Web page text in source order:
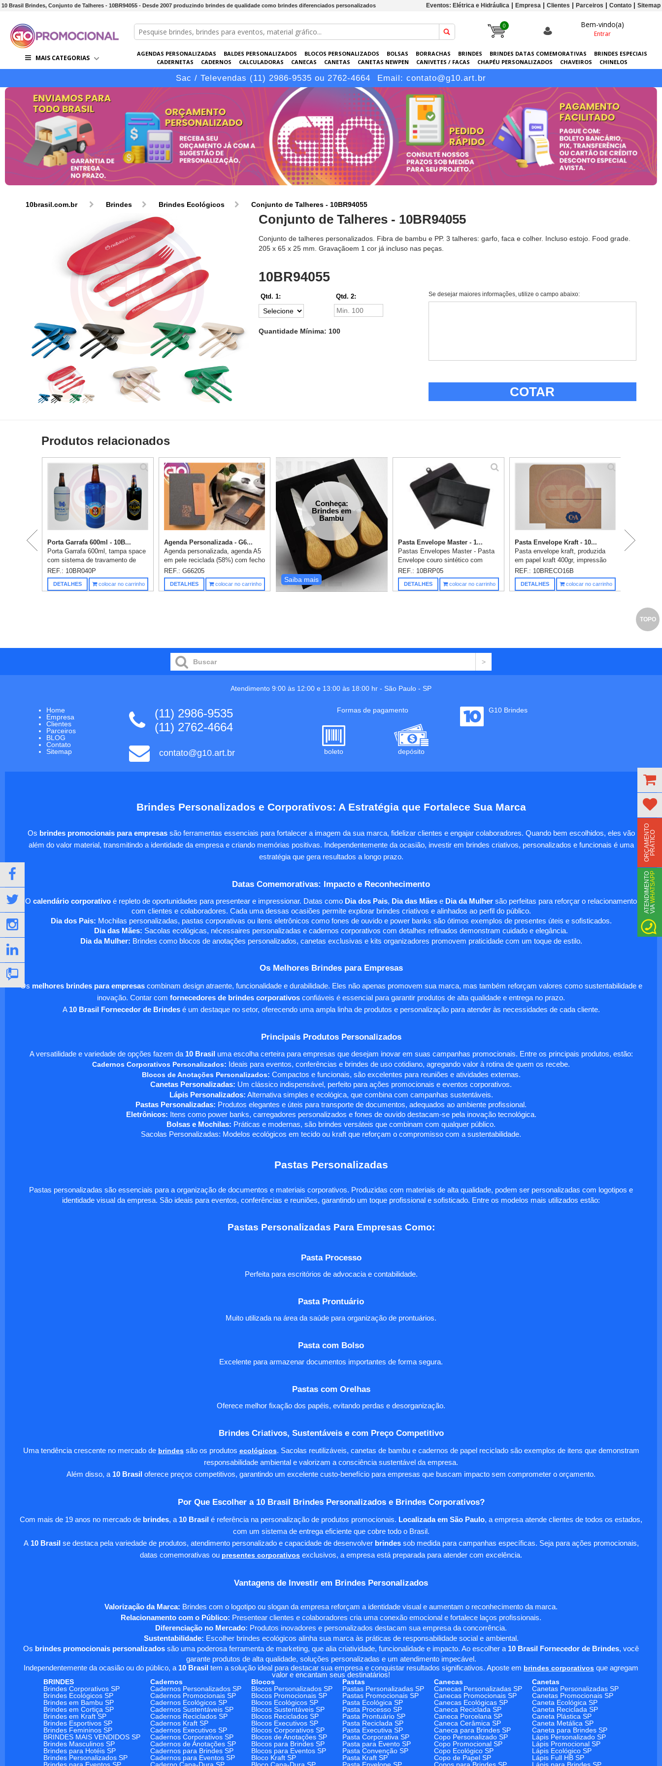
10 Brasil Brindes, Conjunto de Talheres - 10BR94055 - Desde 2007 produzindo brindes de qualidade como brindes diferenciados personalizados Eventos: Elétrica e Hidráulica Empresa Clientes Parceiros Contato Sitemap
0 Bem-vindo(a)
Entrar
MAIS CATEGORIAS
AGENDAS PERSONALIZADAS BALDES PERSONALIZADOS BLOCOS PERSONALIZADOS BOLSAS BORRACHAS BRINDES BRINDES DATAS COMEMORATIVAS
BRINDES ESPECIAIS
CADERNETAS
CADERNOS CALCULADORAS CANECAS CANETAS CANETAS NEWPEN CANIVETES / FACAS CHAPÉU PERSONALIZADOS CHAVEIROS
CHINELOS
CONJUNTOS DE BRINDES
COPOS ELETRÔNICOS EMBALAGENS ESCRITÓRIO EVENTOS GARRAFAS PERSONALIZADAS GRÁFICA GUARDA-CHUVAS KITS
LANÇAMENTOS
LÁPIS
Sac / Televendas (11) 2986-9535 ou 2762-4664 Email: contato@g10.art.br
10brasil.com.br Brindes Brindes Ecológicos Conjunto de Talheres - 10BR94055
Conjunto de Talheres - 10BR94055
Conjunto de talheres personalizados. Fibra de bambu e PP. 3 talheres: garfo, faca e colher. Incluso estojo. Food grade.
205 x 65 x 25 mm. Gravaçãoem 1 cor já incluso nas peças.
10BR94055
Qtd. 1: Qtd. 2:
Quantidade Mínima: 100
Se desejar maiores informações, utilize o campo abaixo:
COTAR
Produtos relacionados
Porta Garrafa 600ml - 10B...
Porta Garrafa 600ml, tampa space
com sistema de travamento de
fácil encaixe. Seu corpo é
composto por dupla camada de
plástico (Polipropileno) e possui
REF.: 10BR040P
DETALHES colocar no carrinho
Agenda Personalizada - G6...
Agenda personalizada, agenda A5
em pele reciclada (58%) com fecho
magnético. Está organizada num
plano diário. Com suporte para
esferográfica (inclusa) e m...
REF.: G66205
DETALHES colocar no carrinho
Conheça:
Brindes em
Bambu
Saiba mais
Pasta Envelope Master - 1...
Pastas Envelopes Master - Pasta
Envelope couro sintético com
capacidade para acondicionar
350/400 folhas de papel sulfite,
ideal para uso diário ou convenç...
REF.: 10BRP05
DETALHES colocar no carrinho
Pasta Envelope Kraft - 10...
Pasta envelope kraft, produzida
em papel kraft 400gr, impressão
em silk 1 cor já incluso,
fechamento com elástico,
acabamento: faca, corte/vinco e
REF.: 10BRECO16B
DETALHES colocar no carrinho
TOPO
Atendimento 9:00 às 12:00 e 13:00 às 18:00 hr - São Paulo - SP
Home
Empresa
Clientes
Parceiros
BLOG
Contato
Sitemap
(11) 2986-9535
(11) 2762-4664
contato@g10.art.br
Formas de pagamento
boleto depósito
G10 Brindes
Brindes Personalizados e Corporativos: A Estratégia que Fortalece Sua Marca
Os brindes promocionais para empresassão ferramentas essenciais para fortalecer a imagem da sua marca, fidelizar clientes e engajar colaboradores. Quando bem escolhidos, eles vão
além do valor material, transmitindo a identidade da empresa e criando memórias positivas. Independentemente da ocasião, investir em brindes criativos, personalizados e funcionais é uma
estratégia que gera resultados a longo prazo.
Datas Comemorativas: Impacto e Reconhecimento
O calendário corporativo é repleto de oportunidades para presentear e impressionar. Datas como Dia dos Pais, Dia das Mães e Dia da Mulher são perfeitas para reforçar o relacionamento
com clientes e colaboradores. Cada uma dessas ocasiões permite explorar brindes criativos e alinhados ao perfil do público.
Dia dos Pais: Mochilas personalizadas, pastas corporativas ou itens eletrônicos como fones de ouvido e power banks são ótimos exemplos de presentes úteis e sofisticados.
Dia das Mães: Sacolas ecológicas, nécessaires personalizadas e cadernos corporativos com detalhes refinados demonstram cuidado e elegância.
Dia da Mulher: Brindes como blocos de anotações personalizados, canetas exclusivas e kits organizadores promovem praticidade com um toque de estilo.
Os Melhores Brindes para Empresas
Os melhores brindes para empresascombinam design atraente, funcionalidade e durabilidade. Eles não apenas promovem sua marca, mas também reforçam valores como sustentabilidade e
inovação. Contar com fornecedores de brindes corporativos confiáveis é essencial para garantir produtos de alta qualidade e entrega no prazo.
A 10 Brasil Fornecedor de Brindesé um destaque no setor, oferecendo uma ampla linha de produtos e personalização para atender às necessidades de cada cliente.
Principais Produtos Personalizados
A versatilidade e variedade de opções fazem da 10 Brasil uma escolha certeira para empresas que desejam inovar em suas campanhas promocionais. Entre os principais produtos, estão:
Cadernos Corporativos Personalizados: Ideais para eventos, conferências e brindes de uso cotidiano, agregando valor à rotina de quem os recebe.
Blocos de Anotações Personalizados: Compactos e funcionais, são excelentes para reuniões e atividades externas.
Canetas Personalizadas: Um clássico indispensável, perfeito para ações promocionais e eventos corporativos.
Lápis Personalizados: Alternativa simples e ecológica, que combina com campanhas sustentáveis.
Pastas Personalizadas: Produtos elegantes e úteis para transporte de documentos, adequados ao ambiente profissional.
Eletrônicos: Itens como power banks, carregadores personalizados e fones de ouvido destacam-se pela inovação tecnológica.
Bolsas e Mochilas: Práticas e modernas, são brindes versáteis que combinam com qualquer público.
Sacolas Personalizadas: Modelos ecológicos em tecido ou kraft que reforçam o compromisso com a sustentabilidade.
Pastas Personalizadas
Pastas personalizadas são essenciais para a organização de documentos e materiais corporativos. Produzidas com materiais de alta qualidade, podem ser personalizadas com logotipos e
identidade visual da empresa. São ideais para eventos, conferências e reuniões, garantindo um toque profissional e sofisticado. Entre os modelos mais utilizados estão:
Pastas Personalizadas Para Empresas Como:
Pasta Processo
Perfeita para escritórios de advocacia e contabilidade.
Pasta Prontuário
Muito utilizada na área da saúde para organização de prontuários.
Pasta com Bolso
Excelente para armazenar documentos importantes de forma segura.
Pastas com Orelhas
Oferece melhor fixação dos papéis, evitando perdas e desorganização.
Brindes Criativos, Sustentáveis e com Preço Competitivo
Uma tendência crescente no mercado de brindessão os produtos ecológicos. Sacolas reutilizáveis, canetas de bambu e cadernos de papel reciclado são exemplos de itens que demonstram
responsabilidade ambiental e valorizam a consciência sustentável da empresa.
Além disso, a 10 Brasil oferece preços competitivos, garantindo um excelente custo-benefício para empresas que buscam impacto sem comprometer o orçamento.
Por Que Escolher a 10 Brasil Brindes Personalizados e Brindes Corporativos?
Com mais de 19 anos no mercado de brindes, a 10 Brasil é referência na personalização de produtos promocionais. Localizada em São Paulo, a empresa atende clientes de todos os estados,
com um sistema de entrega eficiente que cobre todo o Brasil.
A10 Brasil se destaca pela variedade de produtos, atendimento personalizado e capacidade de desenvolver brindessob medida para campanhas específicas. Seja para ações promocionais,
datas comemorativas ou presentes corporativos exclusivos, a empresa está preparada para atender com excelência.
Vantagens de Investir em Brindes Personalizados
Valorização da Marca: Brindes com o logotipo ou slogan da empresa reforçam a identidade visual e aumentam o reconhecimento da marca.
Relacionamento com o Público: Presentear clientes e colaboradores cria uma conexão emocional e fortalece laços profissionais.
Diferenciação no Mercado: Produtos inovadores e personalizados destacam sua empresa da concorrência.
Sustentabilidade: Escolher brindes ecológicos alinha sua marca às práticas de responsabilidade social e ambiental.
Os brindes promocionais personalizados são uma poderosa ferramenta de marketing, que alia criatividade, funcionalidade e impacto. Ao escolher a 10 Brasil Fornecedor de Brindes, você
garante produtos de alta qualidade, soluções personalizadas e um atendimento impecável.
Independentemente da ocasião ou do público, a 10 Brasil tem a solução ideal para destacar sua empresa e conquistar resultados significativos. Aposte em brindes corporativos que agregam
valor e encantam seus destinatários!
BRINDES
Cadernos Blocos Pastas Canecas
Canetas
Brindes Corporativos SP
Cadernos Personalizados SP Blocos Personalizados SP Pastas Personalizadas SP Canecas Personalizadas SP
Canetas Personalizadas SP
Brindes Ecológicos SP
Cadernos Promocionais SP Blocos Promocionais SP Pastas Promocionais SP Canecas Promocionais SP
Canetas Promocionais SP
Brindes em Bambu SP
Cadernos Ecológicos SP Blocos Ecológicos SP Pasta Ecológica SP Canecas Ecológicas SP
Caneta Ecológica SP
Brindes em Cortiça SP
Cadernos Sustentáveis SP Blocos Sustentáveis SP Pasta Processo SP Caneca Reciclada SP
Caneta Reciclada SP
Brindes em Kraft SP
Cadernos Reciclados SP Blocos Reciclados SP Pasta Prontuário SP Caneca Porcelana SP
Caneta Plástica SP
Brindes Esportivos SP
Cadernos Kraft SP Blocos Executivos SP Pasta Reciclada SP Caneca Cerâmica SP
Caneta Metálica SP
Brindes Femininos SP
Cadernos Executivos SP Blocos Corporativos SP Pasta Executiva SP Caneca para Brindes SP
Caneta para Brindes SP
BRINDES MAIS VENDIDOS SP
Cadernos Corporativos SP Blocos de Anotações SP Pasta Corporativa SP Copo Personalizado SP
Lápis Personalizado SP
Brindes Masculinos SP
Cadernos de Anotações SP Blocos para Brindes SP Pasta para Evento SP Copo Promocional SP
Lápis Promocional SP
Brindes para Hotéis SP
Cadernos para Brindes SP Blocos para Eventos SP Pasta Convenção SP Copo Ecológico SP
Lápis Ecológico SP
Brindes Personalizados SP
Cadernos para Eventos SP Bloco Kraft SP Pasta Kraft SP Copo de Papel SP
Lápis Full HB SP
O
R
Ç
A
M
E
N
T
O
P
R
Á
T
I
CO
A
TE
N
D
I
M
E
N
T
O
V
I
AWHATSAPP